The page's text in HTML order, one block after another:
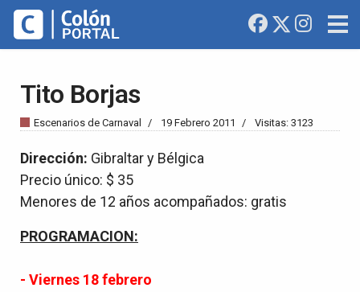
Tito Borjas
Escenarios de Carnaval 19 Febrero 2011 Visitas: 3123
Dirección: Gibraltar y Bélgica
Precio único: $ 35
Menores de 12 años acompañados: gratis
PROGRAMACION:
- Viernes 18 febrero